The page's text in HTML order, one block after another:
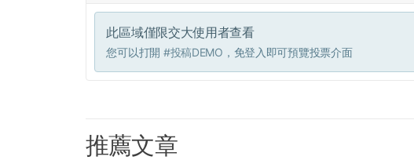
此區域僅限交大使用者查看
您可以打開 #投稿DEMO ，免登入即可預覽投票介面
推薦文章